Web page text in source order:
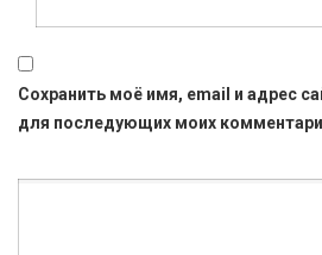
Сохранить моё имя, email и адрес
для последующих моих